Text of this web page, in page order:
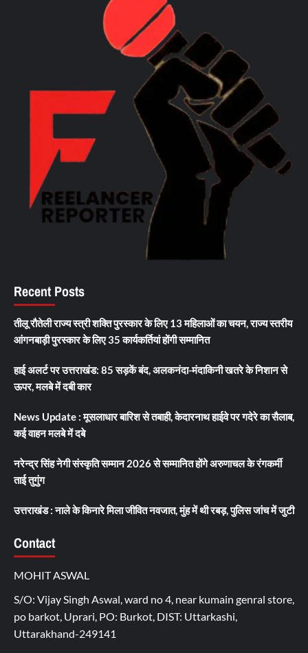
Recent Posts
तीलू रौतेली राज्य स्त्री शक्ति पुरस्कार के लिए 13 महिलाओं का चयन, राज्य स्तरीय
आंगनबाड़ी पुरस्कार के लिए 35 कार्यकर्तियां होंगी सम्मानित
हाई अलर्ट पर उत्तराखंड: 85 सड़कें बंद, अलकनंदा-मंदाकिनी खतरे के निशान से
ऊपर, मलबे में दबी कार
News Update : मूसलाधार बारिश से तबाही, केदारनाथ हाईवे पर गदेरे का सैलाब,
कई वाहन मलबे में दबे
नरेन्द्र सिंह नेगी संस्कृति सम्मान 2026 से सम्मानित होंगे अरुणाचल के रंगकर्मी
ताई तुगुंग
उत्तराखंड : नाले के किनारे मिला जीवित नवजात, मुंह में थी रबड़, पुलिस जांच में जुटी
Contact
MOHIT ASWAL
S/O: Vijay Singh Aswal, ward no 4, near kumain genral store,
po barkot, Uprari, PO: Burkot, DIST: Uttarkashi,
Uttarakhand-249141